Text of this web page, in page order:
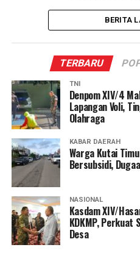
BERITA
TERBARU
TNI
Denpom XIV/4
Lapangan Voli,
Olahraga
KABAR DAERAH
Warga Kutai
Bersubsidi,
NASIONAL
Kasdam XIV/
KDKMP, Perkuat
Desa